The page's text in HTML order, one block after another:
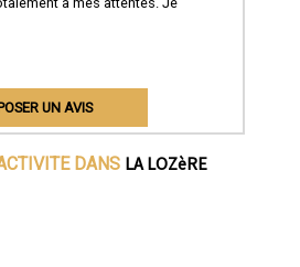
UN AVIS
DANS LA LOZèRE